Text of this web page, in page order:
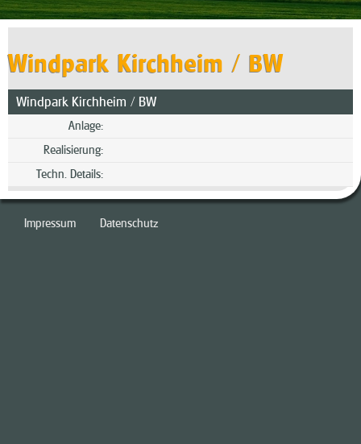
Windpark Kirchheim / BW
Windpark Kirchheim / BW
Anlage:
Realisierung:
Techn. Details:
Impressum Datenschutz